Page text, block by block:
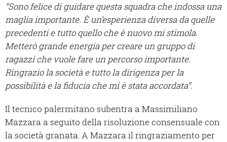
“Sono felice di guidare questa squadra che indossa una
maglia importante. È un’esperienza diversa da quelle
precedenti e tutto quello che è nuovo mi stimola.
Metterò grande energia per creare un gruppo di
ragazzi che vuole fare un percorso importante.
Ringrazio la società e tutto la dirigenza per la
possibilità e la fiducia che mi è stata accordata”.
Il tecnico palermitano subentra a Massimiliano
Mazzara a seguito della risoluzione consensuale con
la società granata. A Mazzara il ringraziamento per